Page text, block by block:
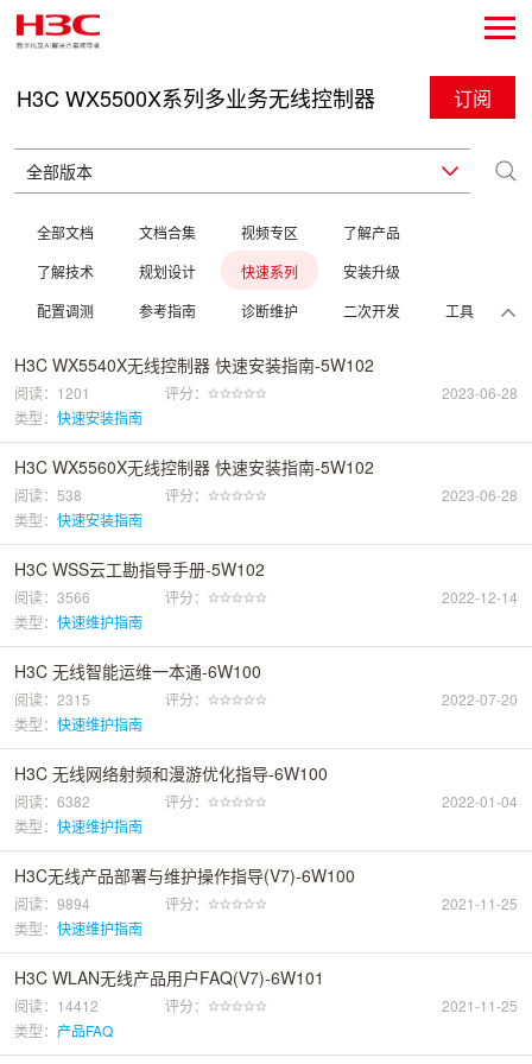
H3C WX5500X系列多业务无线控制器 订阅
全部文档 文档合集 视频专区
了解产品
了解技术
规划设计 快速系列
安装升级
配置调测
参考指南 诊断维护 二次开发 工具
H3C WX5540X无线控制器 快速安装指南-5W102
阅读：1201 评分：
2023-06-28
类型： 快速安装指南
H3C WX5560X无线控制器 快速安装指南-5W102
阅读：538 评分：
2023-06-28
类型： 快速安装指南
H3C WSS云工勘指导手册-5W102
阅读：3566 评分：
2022-12-14
类型： 快速维护指南
H3C 无线智能运维一本通-6W100
阅读：2315 评分：
2022-07-20
类型： 快速维护指南
H3C 无线网络射频和漫游优化指导-6W100
阅读：6382 评分：
2022-01-04
类型： 快速维护指南
H3C无线产品部署与维护操作指导(V7)-6W100
阅读：9894 评分：
2021-11-25
类型： 快速维护指南
H3C WLAN无线产品用户FAQ(V7)-6W101
阅读：14412 评分：
2021-11-25
类型： 产品FAQ